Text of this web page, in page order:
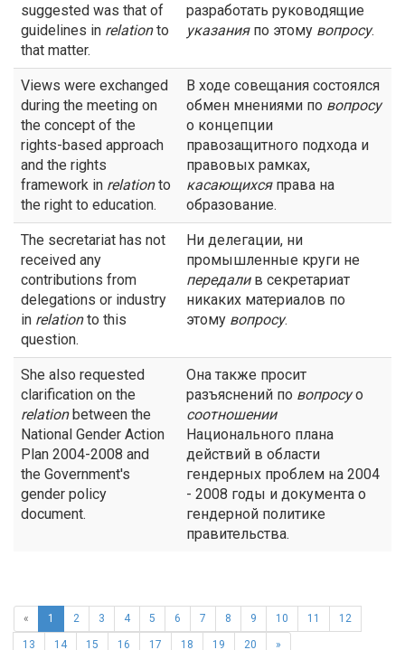
suggested was that of
guidelines in relationto
that matter.
разработать руководящие
указанияпо этому вопросу.
Views were exchanged
during the meeting on
the concept of the
rights-based approach
and the rights
framework in relationto
the right to education.
В ходе совещания состоялся
обмен мнениями по вопросу
о концепции
правозащитного подхода и
правовых рамках,
касающихсяправа на
образование.
The secretariat has not
received any
contributions from
delegations or industry
in relationto this
question.
Ни делегации, ни
промышленные круги не
передалив секретариат
никаких материалов по
этому вопросу.
She also requested
clarification on the
relationbetween the
National Gender Action
Plan 2004-2008 and
the Government's
gender policy
document.
Она также просит
разъяснений по вопросуо
соотношении
Национального плана
действий в области
гендерных проблем на 2004
- 2008 годы и документа о
гендерной политике
правительства.
« 1 2 3 4 5 6 7 8 9 10 11 12
13 14 15 16 17 18 19 20 »